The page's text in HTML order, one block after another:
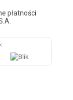
płatności